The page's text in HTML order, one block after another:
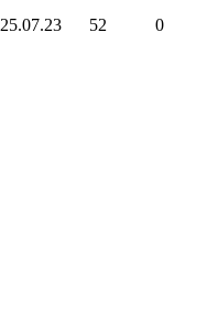
25.07.23 52 0